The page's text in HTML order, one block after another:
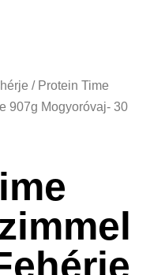
/ Protein Time
907g Mogyoróvaj- 30